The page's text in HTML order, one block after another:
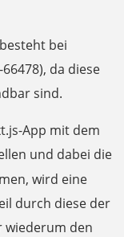
bei
da diese
sind.
App mit dem
und dabei die
wird eine
durch diese der
wiederum den